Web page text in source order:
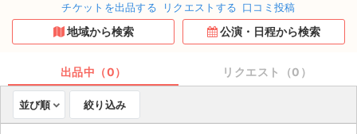
もうすぐ開催のチケット
取扱チケット
チケットを出品する リクエストする 口コミ投稿
地域から検索 公演・日程から検索
出品中（0） リクエスト（0）
並び順 絞り込み